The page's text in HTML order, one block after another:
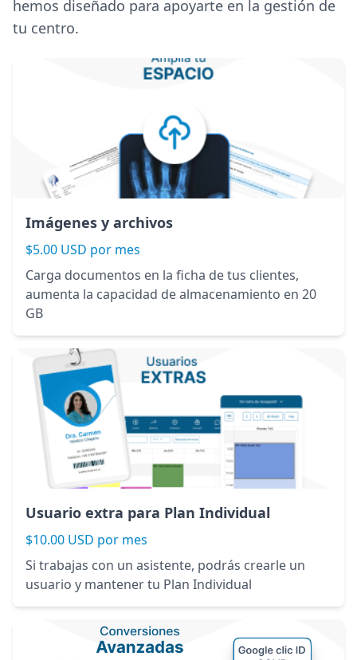
hemos diseñado para apoyarte en la gestión de
tu centro.
Imágenes y archivos
$5.00 USD por mes
Carga documentos en la ficha de tus clientes,
aumenta la capacidad de almacenamiento en 20
GB
Usuario extra para Plan Individual
$10.00 USD por mes
Si trabajas con un asistente, podrás crearle un
usuario y mantener tu Plan Individual